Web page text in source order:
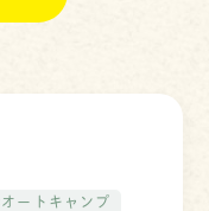
ートキャンプ